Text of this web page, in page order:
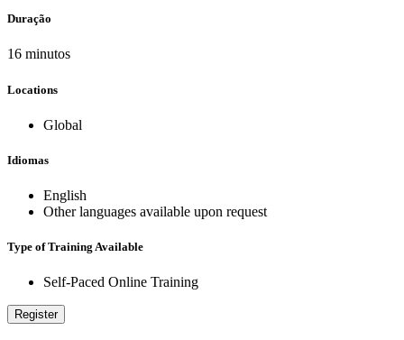
Duração
16 minutos
Locations
Global
Idiomas
English
Other languages available upon request
Type of Training Available
Self-Paced Online Training
Register